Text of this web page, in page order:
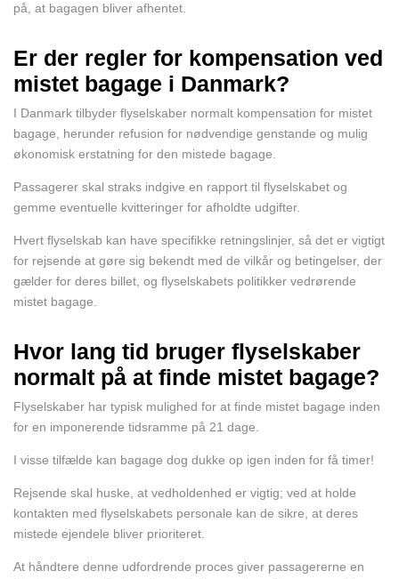
på, at bagagen bliver afhentet.
Er der regler for kompensation ved
mistet bagage i Danmark?
I Danmark tilbyder flyselskaber normalt kompensation for mistet
bagage, herunder refusion for nødvendige genstande og mulig
økonomisk erstatning for den mistede bagage.
Passagerer skal straks indgive en rapport til flyselskabet og
gemme eventuelle kvitteringer for afholdte udgifter.
Hvert flyselskab kan have specifikke retningslinjer, så det er vigtigt
for rejsende at gøre sig bekendt med de vilkår og betingelser, der
gælder for deres billet, og flyselskabets politikker vedrørende
mistet bagage.
Hvor lang tid bruger flyselskaber
normalt på at finde mistet bagage?
Flyselskaber har typisk mulighed for at finde mistet bagage inden
for en imponerende tidsramme på 21 dage.
I visse tilfælde kan bagage dog dukke op igen inden for få timer!
Rejsende skal huske, at vedholdenhed er vigtig; ved at holde
kontakten med flyselskabets personale kan de sikre, at deres
mistede ejendele bliver prioriteret.
At håndtere denne udfordrende proces giver passagererne en